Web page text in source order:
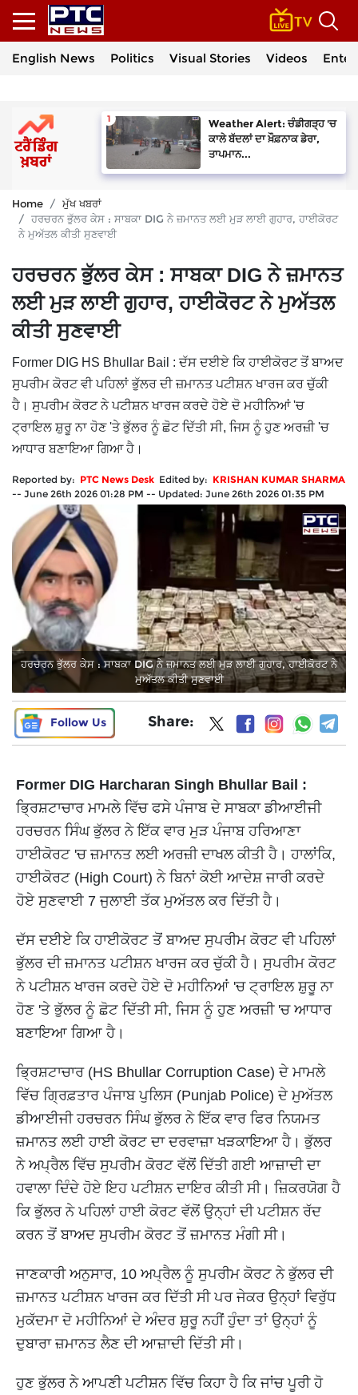
English News Politics Visual Stories Videos
Weather Alert: ਚੰਡੀਗੜ੍ਹ 'ਚ
ਕਾਲੇ ਬੱਦਲਾਂ ਦਾ ਖ਼ੌਫ਼ਨਾਕ ਡੇਰਾ,
ਤਾਪਮਾਨ...
Home
ਮੁੱਖ ਖਬਰਾਂ
ਹਰਚਰਨ ਭੁੱਲਰ ਕੇਸ : ਸਾਬਕਾ DIG ਨੇ ਜ਼ਮਾਨਤ ਲਈ ਮੁੜ ਲਾਈ ਗੁਹਾਰ, ਹਾਈਕੋਰਟ
ਨੇ ਮੁਅੱਤਲ ਕੀਤੀ ਸੁਣਵਾਈ
ਹਰਚਰਨ ਭੁੱਲਰ ਕੇਸ : ਸਾਬਕਾ DIG ਨੇ ਜ਼ਮਾਨਤ
ਲਈ ਮੁੜ ਲਾਈ ਗੁਹਾਰ, ਹਾਈਕੋਰਟ ਨੇ ਮੁਅੱਤਲ
ਕੀਤੀ ਸੁਣਵਾਈ
Former DIG HS Bhullar Bail : ਦੱਸ ਦਈਏ ਕਿ ਹਾਈਕੋਰਟ ਤੋਂ ਬਾਅਦ
ਸੁਪਰੀਮ ਕੋਰਟ ਵੀ ਪਹਿਲਾਂ ਭੁੱਲਰ ਦੀ ਜ਼ਮਾਨਤ ਪਟੀਸ਼ਨ ਖਾਰਜ ਕਰ ਚੁੱਕੀ
ਹੈ। ਸੁਪਰੀਮ ਕੋਰਟ ਨੇ ਪਟੀਸ਼ਨ ਖਾਰਜ ਕਰਦੇ ਹੋਏ ਦੋ ਮਹੀਨਿਆਂ 'ਚ
ਟ੍ਰਾਇਲ ਸ਼ੁਰੂ ਨਾ ਹੋਣ 'ਤੇ ਭੁੱਲਰ ਨੂੰ ਛੋਟ ਦਿੱਤੀ ਸੀ, ਜਿਸ ਨੂੰ ਹੁਣ ਅਰਜ਼ੀ 'ਚ
ਆਧਾਰ ਬਣਾਇਆ ਗਿਆ ਹੈ।
Reported by: PTC News Desk Edited by: KRISHAN KUMAR SHARMA
-- June 26th 2026 01:28 PM -- Updated: June 26th 2026 01:35 PM
ਹਰਚਰਨ ਭੁੱਲਰ ਕੇਸ : ਸਾਬਕਾ DIG ਨੇ ਜ਼ਮਾਨਤ ਲਈ ਮੁੜ ਲਾਈ ਗੁਹਾਰ, ਹਾਈਕੋਰਟ ਨੇ
ਮੁਅੱਤਲ ਕੀਤੀ ਸੁਣਵਾਈ
Follow Us Share:
Former DIG Harcharan Singh Bhullar Bail :
ਭ੍ਰਿਸ਼ਟਾਚਾਰ ਮਾਮਲੇ ਵਿੱਚ ਫਸੇ ਪੰਜਾਬ ਦੇ ਸਾਬਕਾ ਡੀਆਈਜੀ
ਹਰਚਰਨ ਸਿੰਘ ਭੁੱਲਰ ਨੇ ਇੱਕ ਵਾਰ ਮੁੜ ਪੰਜਾਬ ਹਰਿਆਣਾ
ਹਾਈਕੋਰਟ 'ਚ ਜ਼ਮਾਨਤ ਲਈ ਅਰਜ਼ੀ ਦਾਖਲ ਕੀਤੀ ਹੈ। ਹਾਲਾਂਕਿ,
ਹਾਈਕੋਰਟ (High Court) ਨੇ ਬਿਨਾਂ ਕੋਈ ਆਦੇਸ਼ ਜਾਰੀ ਕਰਦੇ
ਹੋਏ ਸੁਣਵਾਈ 7 ਜੁਲਾਈ ਤੱਕ ਮੁਅੱਤਲ ਕਰ ਦਿੱਤੀ ਹੈ।
ਦੱਸ ਦਈਏ ਕਿ ਹਾਈਕੋਰਟ ਤੋਂ ਬਾਅਦ ਸੁਪਰੀਮ ਕੋਰਟ ਵੀ ਪਹਿਲਾਂ
ਭੁੱਲਰ ਦੀ ਜ਼ਮਾਨਤ ਪਟੀਸ਼ਨ ਖਾਰਜ ਕਰ ਚੁੱਕੀ ਹੈ। ਸੁਪਰੀਮ ਕੋਰਟ
ਨੇ ਪਟੀਸ਼ਨ ਖਾਰਜ ਕਰਦੇ ਹੋਏ ਦੋ ਮਹੀਨਿਆਂ 'ਚ ਟ੍ਰਾਇਲ ਸ਼ੁਰੂ ਨਾ
ਹੋਣ 'ਤੇ ਭੁੱਲਰ ਨੂੰ ਛੋਟ ਦਿੱਤੀ ਸੀ, ਜਿਸ ਨੂੰ ਹੁਣ ਅਰਜ਼ੀ 'ਚ ਆਧਾਰ
ਬਣਾਇਆ ਗਿਆ ਹੈ।
ਭ੍ਰਿਸ਼ਟਾਚਾਰ (HS Bhullar Corruption Case) ਦੇ ਮਾਮਲੇ
ਵਿੱਚ ਗ੍ਰਿਫ਼ਤਾਰ ਪੰਜਾਬ ਪੁਲਿਸ (Punjab Police) ਦੇ ਮੁਅੱਤਲ
ਡੀਆਈਜੀ ਹਰਚਰਨ ਸਿੰਘ ਭੁੱਲਰ ਨੇ ਇੱਕ ਵਾਰ ਫਿਰ ਨਿਯਮਤ
ਜ਼ਮਾਨਤ ਲਈ ਹਾਈ ਕੋਰਟ ਦਾ ਦਰਵਾਜ਼ਾ ਖੜਕਾਇਆ ਹੈ। ਭੁੱਲਰ
ਨੇ ਅਪ੍ਰੈਲ ਵਿੱਚ ਸੁਪਰੀਮ ਕੋਰਟ ਵੱਲੋਂ ਦਿੱਤੀ ਗਈ ਆਜ਼ਾਦੀ ਦਾ
ਹਵਾਲਾ ਦਿੰਦੇ ਹੋਏ ਇਹ ਪਟੀਸ਼ਨ ਦਾਇਰ ਕੀਤੀ ਸੀ। ਜ਼ਿਕਰਯੋਗ ਹੈ
ਕਿ ਭੁੱਲਰ ਨੇ ਪਹਿਲਾਂ ਹਾਈ ਕੋਰਟ ਵੱਲੋਂ ਉਨ੍ਹਾਂ ਦੀ ਪਟੀਸ਼ਨ ਰੱਦ
ਕਰਨ ਤੋਂ ਬਾਅਦ ਸੁਪਰੀਮ ਕੋਰਟ ਤੋਂ ਜ਼ਮਾਨਤ ਮੰਗੀ ਸੀ।
ਜਾਣਕਾਰੀ ਅਨੁਸਾਰ, 10 ਅਪ੍ਰੈਲ ਨੂੰ ਸੁਪਰੀਮ ਕੋਰਟ ਨੇ ਭੁੱਲਰ ਦੀ
ਜ਼ਮਾਨਤ ਪਟੀਸ਼ਨ ਖਾਰਜ ਕਰ ਦਿੱਤੀ ਸੀ ਪਰ ਜੇਕਰ ਉਨ੍ਹਾਂ ਵਿਰੁੱਧ
ਮੁਕੱਦਮਾ ਦੋ ਮਹੀਨਿਆਂ ਦੇ ਅੰਦਰ ਸ਼ੁਰੂ ਨਹੀਂ ਹੁੰਦਾ ਤਾਂ ਉਨ੍ਹਾਂ ਨੂੰ
ਦੁਬਾਰਾ ਜ਼ਮਾਨਤ ਲੈਣ ਦੀ ਆਜ਼ਾਦੀ ਦਿੱਤੀ ਸੀ।
ਹੁਣ ਭੁੱਲਰ ਨੇ ਆਪਣੀ ਪਟੀਸ਼ਨ ਵਿੱਚ ਕਿਹਾ ਹੈ ਕਿ ਜਾਂਚ ਪੂਰੀ ਹੋ